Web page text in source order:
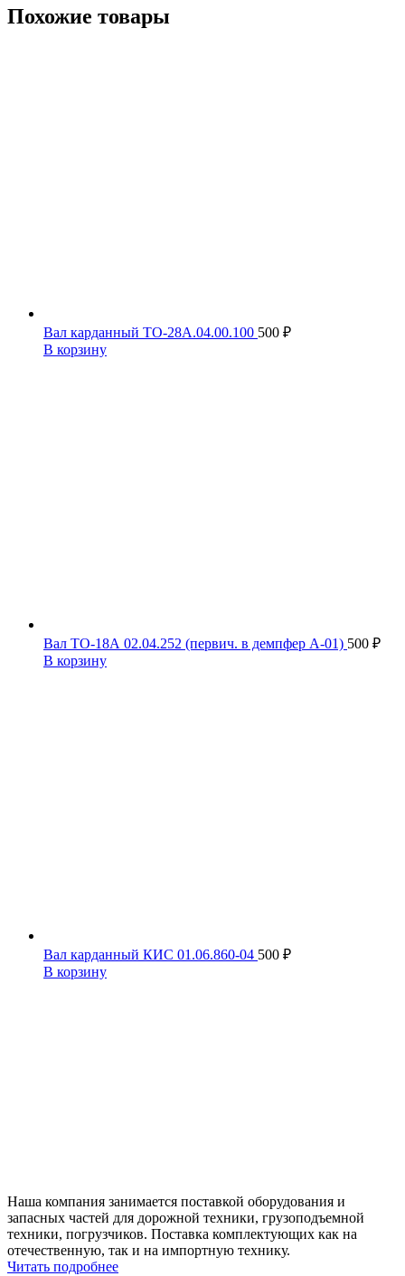
Похожие товары
Вал карданный ТО-28А.04.00.100 500 ₽
В корзину
Вал ТО-18А 02.04.252 (первич. в демпфер А-01) 500 ₽
В корзину
Вал карданный КИС 01.06.860-04 500 ₽
В корзину
Наша компания занимается поставкой оборудования и
запасных частей для дорожной техники, грузоподъемной
техники, погрузчиков. Поставка комплектующих как на
отечественную, так и на импортную технику.
Читать подробнее